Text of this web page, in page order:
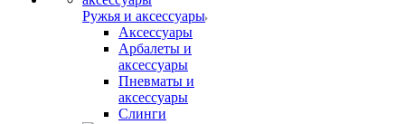
Ружья и аксессуары
Аксессуары
Арбалеты и
аксессуары
Пневматы и
аксессуары
Слинги